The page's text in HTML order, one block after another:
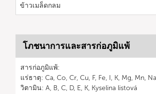
ข้าวเมล็ดกลม
โภชนาการและสารก่อภูมิแพ้
สารก่อภูมิแพ้:
แร่ธาตุ: Ca, Co, Cr, Cu, F, Fe, I, K, Mg, Mn,
วิตามิน: A, B, C, D, E, K, Kyselina listová